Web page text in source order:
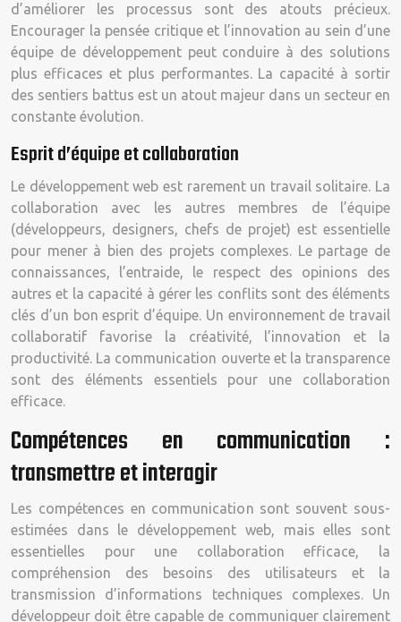
d’améliorer les processus sont des atouts précieux.
Encourager la pensée critique et l’innovation au sein d’une
équipe de développement peut conduire à des solutions
plus efficaces et plus performantes. La capacité à sortir
des sentiers battus est un atout majeur dans un secteur en
constante évolution.
Esprit d’équipe et collaboration
Le développement web est rarement un travail solitaire. La
collaboration avec les autres membres de l’équipe
(développeurs, designers, chefs de projet) est essentielle
pour mener à bien des projets complexes. Le partage de
connaissances, l’entraide, le respect des opinions des
autres et la capacité à gérer les conflits sont des éléments
clés d’un bon esprit d’équipe. Un environnement de travail
collaboratif favorise la créativité, l’innovation et la
productivité. La communication ouverte et la transparence
sont des éléments essentiels pour une collaboration
efficace.
Compétences en communication :
transmettre et interagir
Les compétences en communication sont souvent sous-
estimées dans le développement web, mais elles sont
essentielles pour une collaboration efficace, la
compréhension des besoins des utilisateurs et la
transmission d’informations techniques complexes. Un
développeur doit être capable de communiquer clairement